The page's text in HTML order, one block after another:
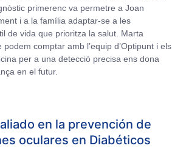
primerenc va permetre a Joan
i a la família adaptar-se a les
de vida que prioritza la salut. Marta
podem comptar amb l’equip d’Optipunt i els
per a una detecció precisa ens dona
en el futur.
en la prevención de
oculares en Diabéticos